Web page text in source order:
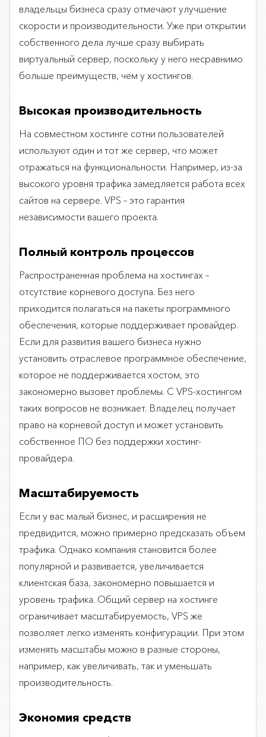
владельцы бизнеса сразу отмечают улучшение
скорости и производительности. Уже при открытии
собственного дела лучше сразу выбирать
виртуальный сервер, поскольку у него несравнимо
больше преимуществ, чем у хостингов.
Высокая производительность
На совместном хостинге сотни пользователей
используют один и тот же сервер, что может
отражаться на функциональности. Например, из-за
высокого уровня трафика замедляется работа всех
сайтов на сервере. VPS – это гарантия
независимости вашего проекта.
Полный контроль процессов
Распространенная проблема на хостингах –
отсутствие корневого доступа. Без него
приходится полагаться на пакеты программного
обеспечения, которые поддерживает провайдер.
Если для развития вашего бизнеса нужно
установить отраслевое программное обеспечение,
которое не поддерживается хостом, это
закономерно вызовет проблемы. С VPS-хостингом
таких вопросов не возникает. Владелец получает
право на корневой доступ и может установить
собственное ПО без поддержки хостинг-
провайдера.
Масштабируемость
Если у вас малый бизнес, и расширения не
предвидится, можно примерно предсказать объем
трафика. Однако компания становится более
популярной и развивается, увеличивается
клиентская база, закономерно повышается и
уровень трафика. Общий сервер на хостинге
ограничивает масштабируемость, VPS же
позволяет легко изменять конфигурации. При этом
изменять масштабы можно в разные стороны,
например, как увеличивать, так и уменьшать
производительность.
Экономия средств